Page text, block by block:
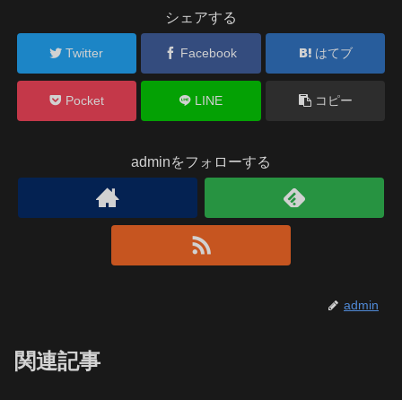
シェアする
Twitter Facebook はてブ
Pocket LINE コピー
adminをフォローする
admin
関連記事